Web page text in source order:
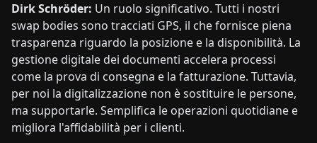
Dirk Schröder: Un ruolo significativo. Tutti i nostri
swap bodies sono tracciati GPS, il che fornisce piena
trasparenza riguardo la posizione e la disponibilità. La
gestione digitale dei documenti accelera processi
come la prova di consegna e la fatturazione. Tuttavia,
per noi la digitalizzazione non è sostituire le persone,
ma supportarle. Semplifica le operazioni quotidiane e
migliora l'affidabilità per i clienti.